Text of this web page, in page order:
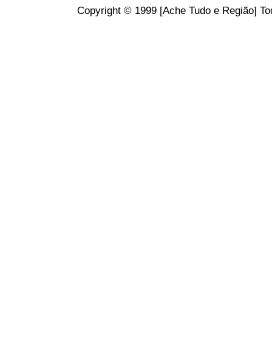
Copyright © 1999 [Ache Tudo e Região]